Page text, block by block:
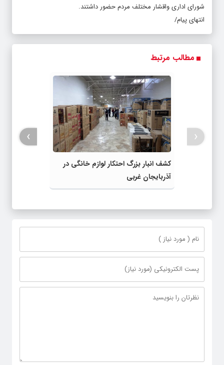
شورای اداری واقشار مختلف مردم حضور داشتند.
انتهای پیام/
مطالب مرتبط
کشف انبار بزرگ احتکار لوازم خانگی در
آذربایجان غربی
‹
›